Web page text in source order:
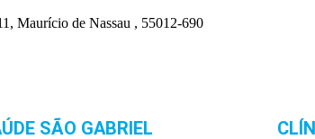
Maurício de Nassau , 55012-690
SÃO GABRIEL